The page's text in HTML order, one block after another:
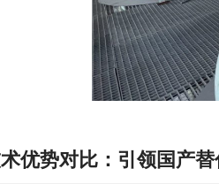
优势对比：引领国产